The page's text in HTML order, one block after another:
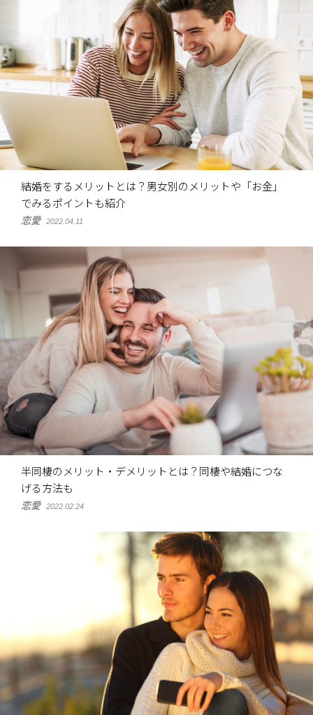
結婚をするメリットとは？男女別のメリットや「お金」
でみるポイントも紹介
恋愛 2022.04.11
半同棲のメリット・デメリットとは？同棲や結婚につな
げる方法も
恋愛 2022.02.24